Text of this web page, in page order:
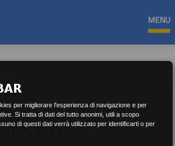
MENU
E
per migliorare l'esperienza di navigazione e per
Si tratta di dati del tutto anonimi, utili a scopo
di questi dati verrà utilizzato per identificarti o per